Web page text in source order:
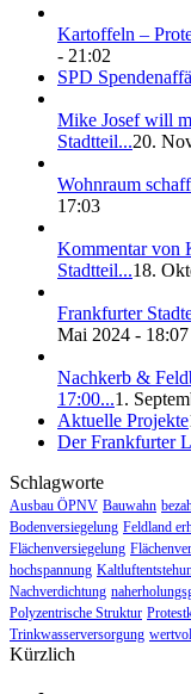
Kartoffeln –
- 21:02
SPD
Mike Josef will
Stadtteil...20.
Wohnraum
17:03
Kommentar von
Stadtteil...18.
Frankfurter
Mai 2024 - 18:07
Nachkerb &
17:00...1.
Aktuelle Projekte
Der Frankfurter
Schlagworte
Ausbau ÖPNV Bauwahn
Bodenversiegelung Feldland
Flächenversiegelung
hochspannung
Nachverdichtung
Polyzentrische Struktur
Trinkwasserversorgung
Kürzlich